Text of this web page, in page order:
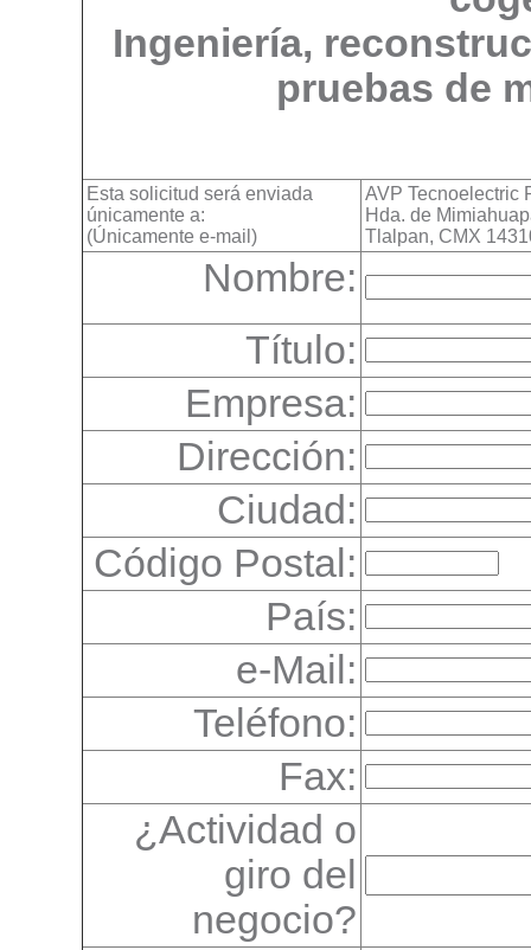
Ingeniería,
pruebas de
Esta solicitud será enviada
únicamente a:
(Únicamente e-mail)
AVP Tecnoelectric
Hda. de
Tlalpan, CMX
Nombre:
Título:
Empresa:
Dirección:
Ciudad:
Código Postal:
País:
e-Mail:
Teléfono:
Fax:
¿Actividad o
giro del
negocio?